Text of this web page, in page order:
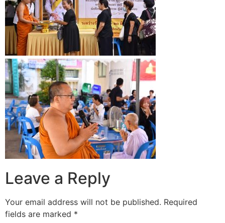
Leave a Reply
Your email address will not be published. Required
fields are marked *